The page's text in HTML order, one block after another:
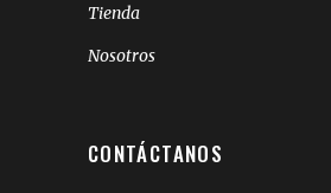
Tienda
Nosotros
CONTÁCTANOS